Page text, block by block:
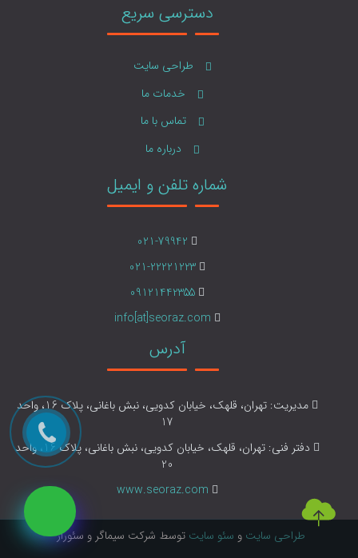
دسترسی سریع
طراحی سایت
خدمات ما
تماس با ما
درباره ما
شماره تلفن و ایمیل
021-79942
021-22221223
09121442355
info[at]seoraz.com
آدرس
مدیریت: تهران، قلهک، خیابان کدویی، نبش باغانی، پلاک 16، واحد
17
دفتر فنی: تهران، قلهک، خیابان کدویی، نبش باغانی، پلاک 16، واحد
20
www.seoraz.com
طراحی سایت و سئو سایت توسط شرکت سیماگر و سئوراز